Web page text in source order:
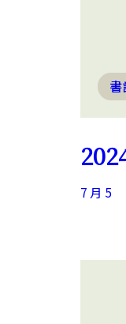
書
7 月 5